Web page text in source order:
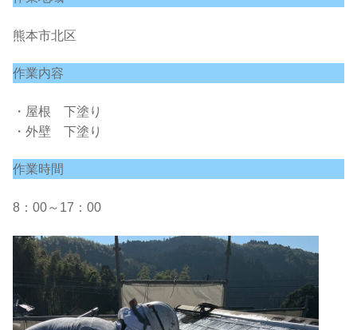
熊本市北区
作業内容
・屋根 下塗り
・外壁 下塗り
作業時間
8：00～17：00